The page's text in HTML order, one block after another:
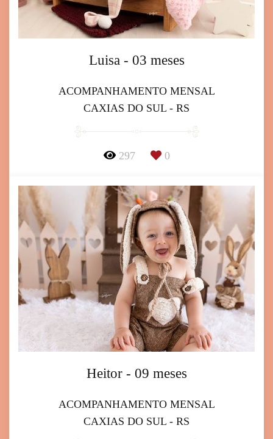
Luisa - 03 meses
ACOMPANHAMENTO MENSAL
CAXIAS DO SUL - RS
297 0
Heitor - 09 meses
ACOMPANHAMENTO MENSAL
CAXIAS DO SUL - RS